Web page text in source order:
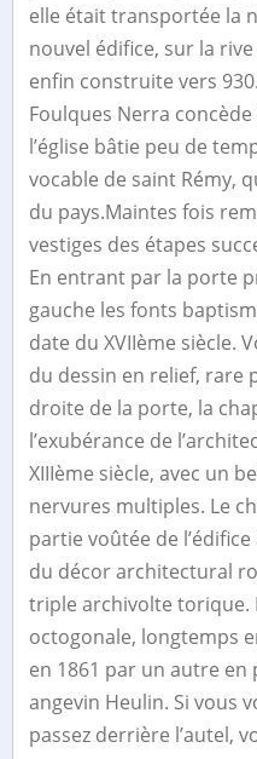
elle était transportée la
nouvel édifice, sur la
enfin construite vers
Foulques Nerra concède
l’église bâtie peu de
vocable de saint Rémy,
du pays.Maintes fois
vestiges des étapes
En entrant par la porte
gauche les fonts
date du XVIIème siècle.
du dessin en relief, rare
droite de la porte, la
l’exubérance de
XIIIème siècle, avec un
nervures multiples. ​Le
partie voûtée de
du décor architectural
triple archivolte torique.
octogonale, longtemps
en 1861 par un autre en
angevin Heulin. ​Si vous
passez derrière l’autel,